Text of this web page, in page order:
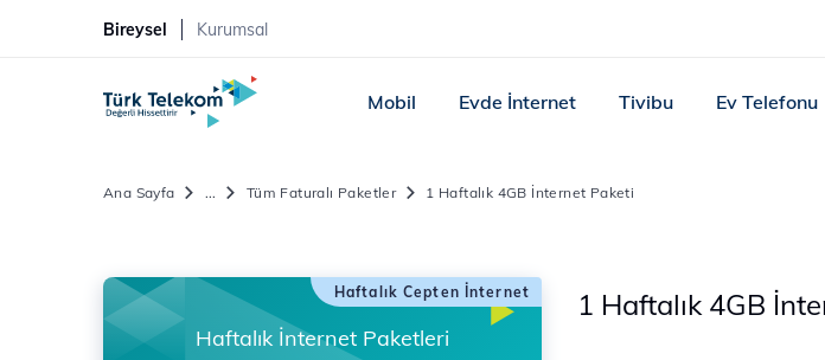
Bireysel Kurumsal
Mobil Evde İnternet Tivibu Ev Telefonu
Ana Sayfa ... Tüm Faturalı Paketler 1 Haftalık 4GB İnternet Paketi
Haftalık Cepten İnternet
Haftalık İnternet Paketleri
1 Haftalık 4GB